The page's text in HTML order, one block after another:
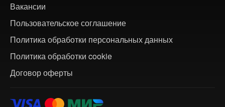
Вакансии
Пользовательское соглашение
Политика обработки персональных данных
Политика обработки cookie
Договор оферты